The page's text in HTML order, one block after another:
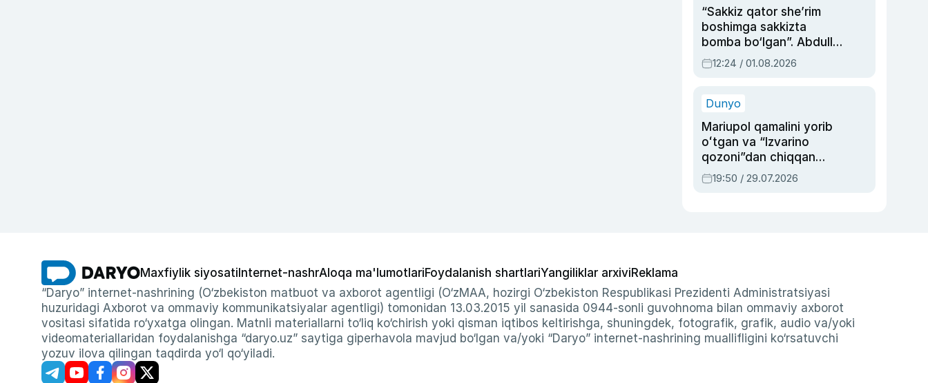
“Sakkiz qator she’rim
boshimga sakkizta
bomba bo‘lgan”. Abdulla
Oripovni siyosiy
ayblovlardan asrab
12:24 / 01.08.2026
Dunyo
Mariupol qamalini yorib
oʻtgan va “Izvarino
qozoni”dan chiqqan
qahramon — Ukraina
armiyasi bosh
19:50 / 29.07.2026
Maxfiylik siyosati Internet-nashrAloqa ma'lumotlariFoydalanish shartlariYangiliklar arxiviReklama
“Daryo” internet-nashrining (O‘zbekiston matbuot va axborot agentligi (O‘zMAA, hozirgi O‘zbekiston Respublikasi Prezidenti Administratsiyasi
huzuridagi Axborot va ommaviy kommunikatsiyalar agentligi) tomonidan 13.03.2015 yil sanasida 0944-sonli guvohnoma bilan ommaviy axborot
vositasi sifatida ro‘yxatga olingan. Matnli materiallarni to‘liq ko‘chirish yoki qisman iqtibos keltirishga, shuningdek, fotografik, grafik, audio va/yoki
videomateriallaridan foydalanishga “daryo.uz” saytiga giperhavola mavjud bo‘lgan va/yoki “Daryo” internet-nashrining muallifligini ko‘rsatuvchi
yozuv ilova qilingan taqdirda yo‘l qo‘yiladi.